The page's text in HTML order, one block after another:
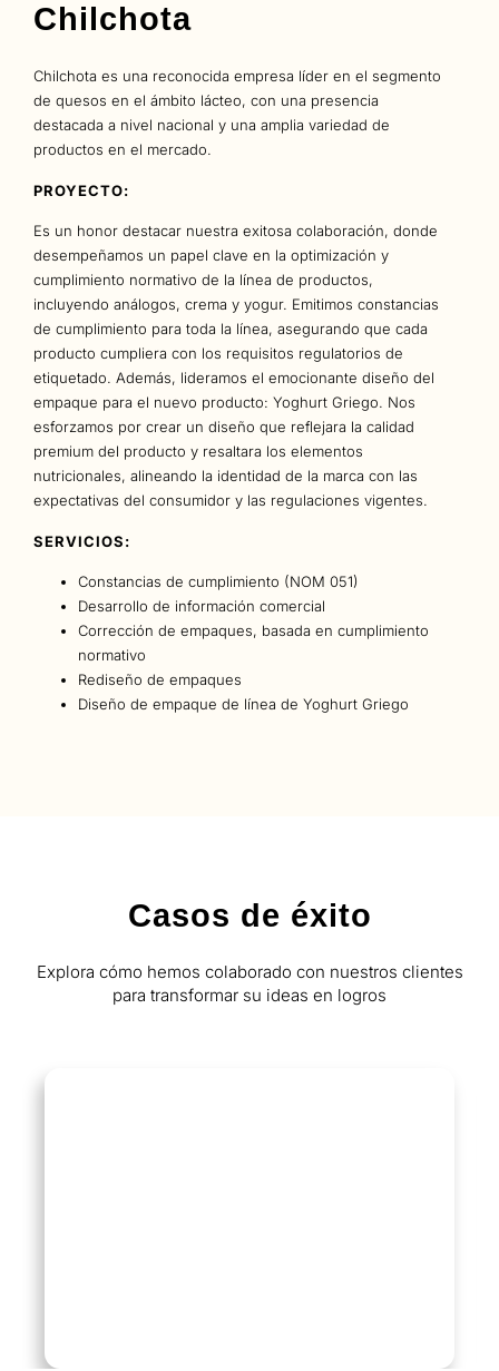
Chilchota
Chilchota es una reconocida empresa líder en el segmento
de quesos en el ámbito lácteo, con una presencia
destacada a nivel nacional y una amplia variedad de
productos en el mercado.
PROYECTO:
Es un honor destacar nuestra exitosa colaboración, donde
desempeñamos un papel clave en la optimización y
cumplimiento normativo de la línea de productos,
incluyendo análogos, crema y yogur. Emitimos constancias
de cumplimiento para toda la línea, asegurando que cada
producto cumpliera con los requisitos regulatorios de
etiquetado. Además, lideramos el emocionante diseño del
empaque para el nuevo producto: Yoghurt Griego. Nos
esforzamos por crear un diseño que reflejara la calidad
premium del producto y resaltara los elementos
nutricionales, alineando la identidad de la marca con las
expectativas del consumidor y las regulaciones vigentes.
SERVICIOS:
Constancias de cumplimiento (NOM 051)
Desarrollo de información comercial
Corrección de empaques, basada en cumplimiento
normativo
Rediseño de empaques
Diseño de empaque de línea de Yoghurt Griego
Casos de éxito
Explora cómo hemos colaborado con nuestros clientes
para transformar su ideas en logros